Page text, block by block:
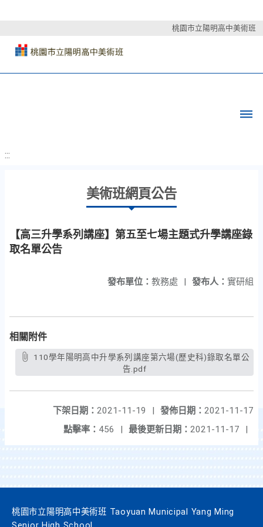
桃園市立陽明高中美術班
:::
美術班網頁公告
【高三升學系列講座】第五至七場主題式升學講座錄
取名單公告
發布人： 實研組
發布單位： 教務處 |
相關附件
告.pdf
發佈日期： 2021-11-17
下架日期： 2021-11-19
|
最後更新日期： 2021-11-17 |
點擊率： 456 |
桃園市立陽明高中美術班 Taoyuan Municipal Yang Ming